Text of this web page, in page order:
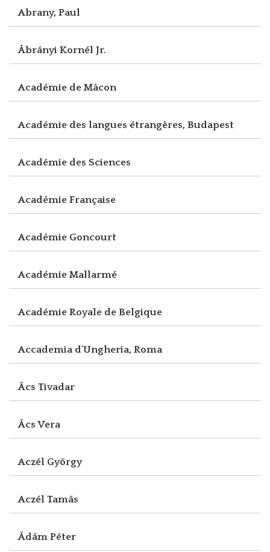
Abrany, Paul
Ábrányi Kornél Jr.
Académie de Mâcon
Académie des langues étrangères, Budapest
Académie des Sciences
Académie Française
Académie Goncourt
Académie Mallarmé
Académie Royale de Belgique
Accademia d'Ungheria, Roma
Ács Tivadar
Ács Vera
Aczél György
Aczél Tamás
Ádám Péter